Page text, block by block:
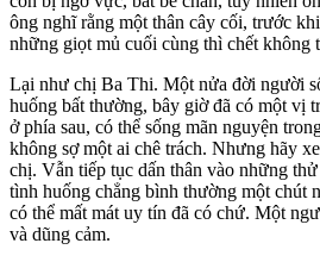
ông nghĩ rằng một thân cây cối, trước
những giọt mủ cuối cùng thì chết không
Lại như chị Ba Thi. Một nửa đời người
huống bất thường, bây giờ đã có một vị
ở phía sau, có thể sống mãn nguyện
không sợ một ai chê trách. Nhưng hãy
chị. Vẫn tiếp tục dấn thân vào những
tình huống chẳng bình thường một chút
có thể mất mát uy tín đã có chứ. Một
và dũng cảm.